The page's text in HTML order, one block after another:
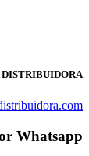
DISTRIBUIDORA
Whatsapp